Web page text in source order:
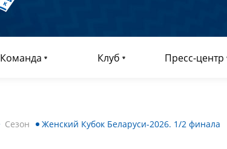
Команда Клуб Пресс-центр
Сезон Женский Кубок Беларуси-2026. 1/2 финала